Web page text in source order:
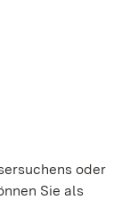
oder
Sie als